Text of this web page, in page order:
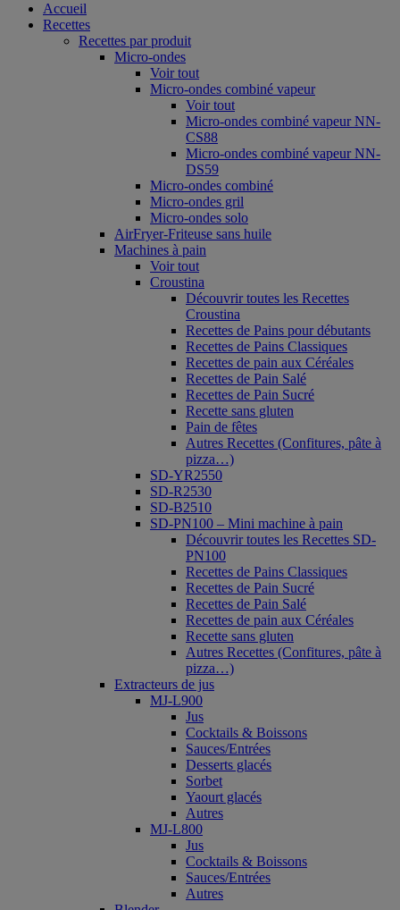
Accueil
Recettes
Recettes par produit
Micro-ondes
Voir tout
Micro-ondes combiné vapeur
Voir tout
Micro-ondes combiné vapeur NN-
CS88
Micro-ondes combiné vapeur NN-
DS59
Micro-ondes combiné
Micro-ondes gril
Micro-ondes solo
AirFryer-Friteuse sans huile
Machines à pain
Voir tout
Croustina
Découvrir toutes les Recettes
Croustina
Recettes de Pains pour débutants
Recettes de Pains Classiques
Recettes de pain aux Céréales
Recettes de Pain Salé
Recettes de Pain Sucré
Recette sans gluten
Pain de fêtes
Autres Recettes (Confitures, pâte à
pizza…)
SD-YR2550
SD-R2530
SD-B2510
SD-PN100 – Mini machine à pain
Découvrir toutes les Recettes SD-
PN100
Recettes de Pains Classiques
Recettes de Pain Sucré
Recettes de Pain Salé
Recettes de pain aux Céréales
Recette sans gluten
Autres Recettes (Confitures, pâte à
pizza…)
Extracteurs de jus
MJ-L900
Jus
Cocktails & Boissons
Sauces/Entrées
Desserts glacés
Sorbet
Yaourt glacés
Autres
MJ-L800
Jus
Cocktails & Boissons
Sauces/Entrées
Autres